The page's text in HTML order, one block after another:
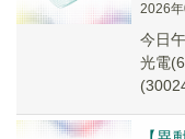
2026
今日
光電